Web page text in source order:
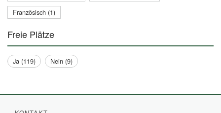
Französisch (1)
Freie Plätze
Ja (119) Nein (9)